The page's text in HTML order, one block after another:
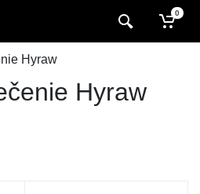
0
Hyraw
Hyraw